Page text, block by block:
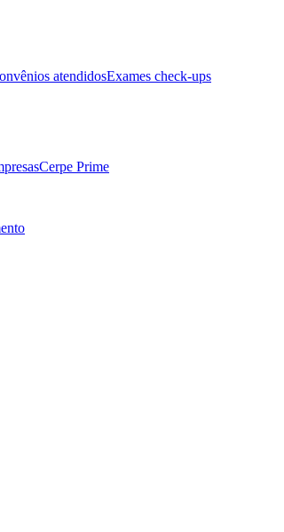
atendidosExames check-ups
Cerpe Prime